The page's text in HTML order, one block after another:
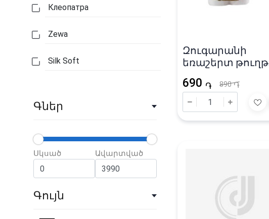
Клеопатра
Zewa
Silk Soft
Գներ
Սկսած Ավարտված
Գույն
Զուգարանի
եռաշերտ թուղթ
690 ֏ 890֏